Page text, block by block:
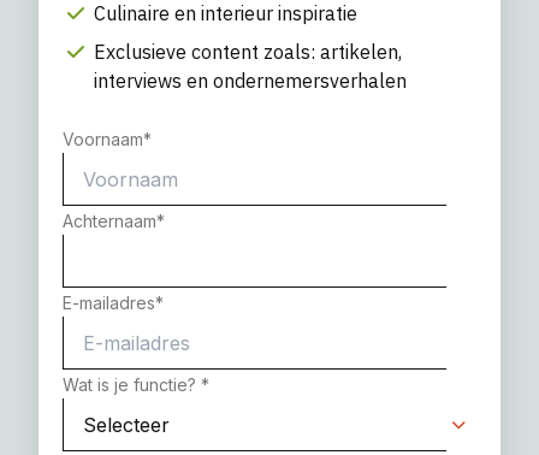
Culinaire en interieur inspiratie
Exclusieve content zoals: artikelen,
interviews en ondernemersverhalen
Voornaam*
Achternaam*
E-mailadres*
Wat is je functie? *